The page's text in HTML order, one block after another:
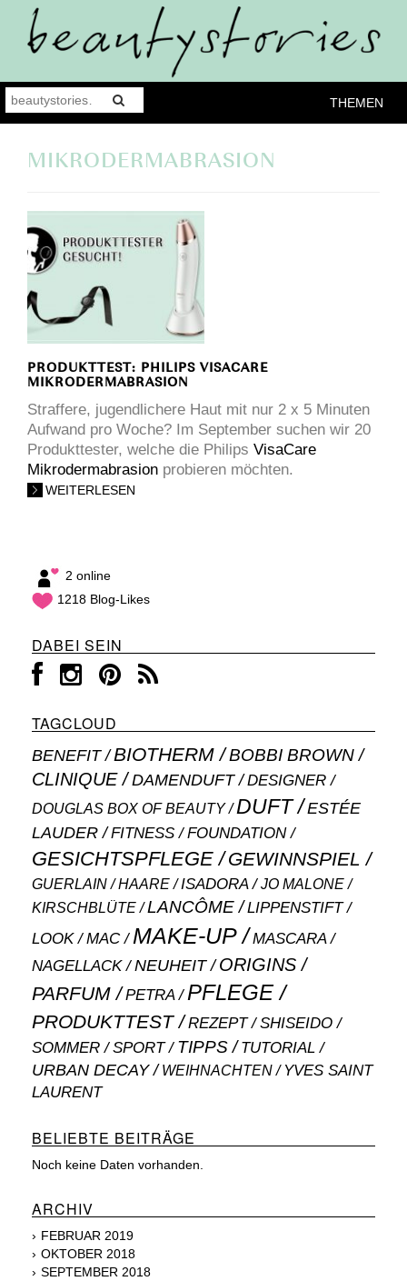
THEMEN
MIKRODERMABRASION
PRODUKTTEST: PHILIPS VISACARE
MIKRODERMABRASION
Straffere, jugendlichere Haut mit nur 2 x 5 Minuten
Aufwand pro Woche? Im September suchen wir 20
Produkttester, welche die Philips VisaCare
Mikrodermabrasion probieren möchten.
WEITERLESEN
2 online
1218 Blog-Likes
DABEI SEIN
TAGCLOUD
BENEFIT BIOTHERM BOBBI BROWN
CLINIQUE DAMENDUFT DESIGNER
DOUGLAS BOX OF BEAUTY DUFT
ESTÉE
LAUDER
FITNESS FOUNDATION
GESICHTSPFLEGE GEWINNSPIEL
GUERLAIN HAARE ISADORA JO MALONE
KIRSCHBLÜTE LANCÔME LIPPENSTIFT
LOOK MAC MAKE-UP MASCARA
NAGELLACK NEUHEIT ORIGINS
PARFUM PETRA PFLEGE
PRODUKTTEST REZEPT SHISEIDO
SOMMER SPORT TIPPS TUTORIAL
URBAN DECAY WEIHNACHTEN
YVES SAINT
LAURENT
BELIEBTE BEITRÄGE
Noch keine Daten vorhanden.
ARCHIV
FEBRUAR 2019
OKTOBER 2018
SEPTEMBER 2018